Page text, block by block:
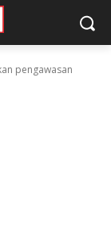
pengawasan